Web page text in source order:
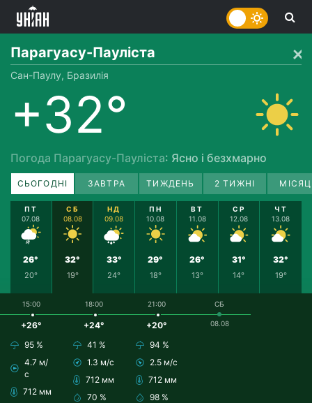
Парагуасу-Пауліста
Сан-Паулу, Бразилія
+32°
Погода Парагуасу-Пауліста: Ясно і безхмарно
СЬОГОДНІ ЗАВТРА ТИЖДЕНЬ 2 ТИЖНІ
ПТ
07.08
26°
20°
СБ
08.08
32°
19°
НД
09.08
33°
24°
ПН
10.08
29°
18°
ВТ
11.08
26°
13°
СР
12.08
31°
14°
ЧТ
13.08
32°
19°
15:00
+26°
95 %
4.7 м/
с
712 мм
18:00
+24°
41 %
1.3 м/с
712 мм
70 %
21:00
+20°
94 %
2.5 м/с
712 мм
98 %
СБ
08.08